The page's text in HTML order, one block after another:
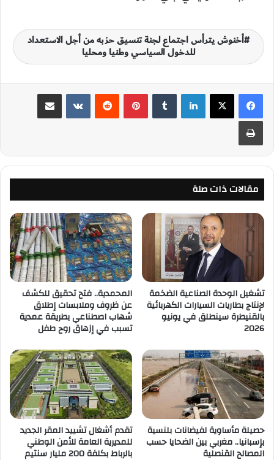
أخنوش يترأس اجتماع لجنة تنسيق حزبه من أجل الاستعداد
للدخول السياسي وطنيا ومحليا
لينكدإن بينتيريست
مقالات ذات صلة
تشغيل الوحدة الصناعية الضخمة
لإنتاج بطاريات السيارات الكهربائية
بالقنيطرة سينطلق في يونيو
2026
المحمدية.. فتح تحقيق للكشف
عن ظروف وملابسات إطلاق
شهاب اصطناعي بطريقة عمدية
تسبب في إزهاق روح طفل
حصيلة مأساوية لفيضانات بلنسية
بإسبانيا.. مغربي بين الضحايا حسب
المصالح القنصلية
تقدم أشغال تشييد المقر الجديد
للمديرية العامة للأمن الوطني
بالرباط بكلفة 200 مليار سنتيم